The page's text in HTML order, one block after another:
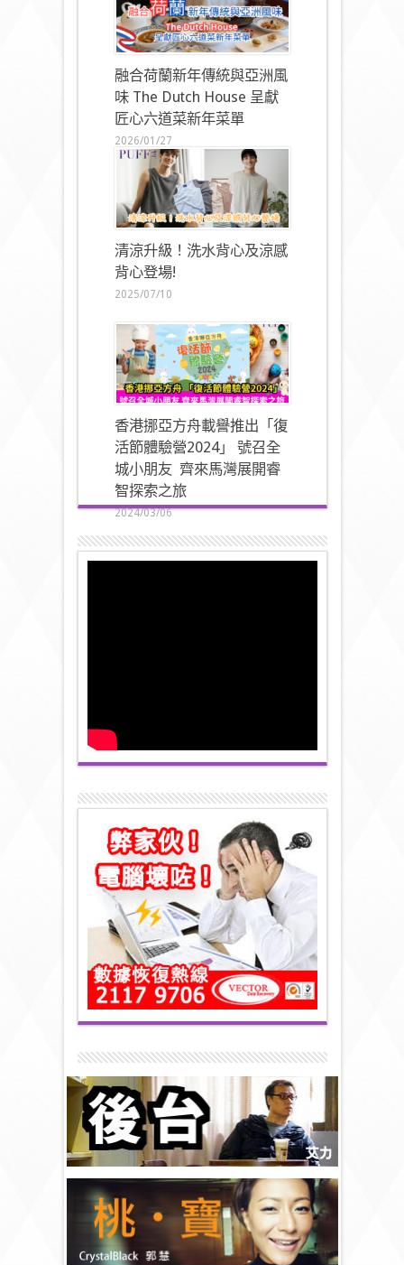
融合荷蘭新年傳統與亞洲風
味 The Dutch House 呈獻
匠心六道菜新年菜單
2026/01/27
清涼升級！洗水背心及涼感
背心登場!
2025/07/10
香港挪亞方舟載譽推出「復
活節體驗營2024」 號召全
城小朋友 齊來馬灣展開睿
智探索之旅
2024/03/06